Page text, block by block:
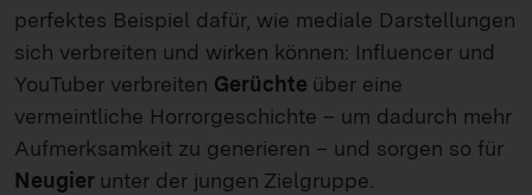
perfektes Beispiel dafür, wie mediale Darstellungen
sich verbreiten und wirken können: Influencer und
YouTuber verbreiten Gerüchte über eine
vermeintliche Horrorgeschichte – um dadurch mehr
Aufmerksamkeit zu generieren – und sorgen so für
Neugier unter der jungen Zielgruppe.